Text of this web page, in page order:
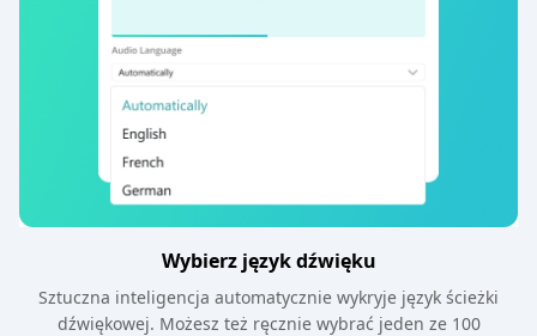
Wybierz język dźwięku
Sztuczna inteligencja automatycznie wykryje język ścieżki
dźwiękowej. Możesz też ręcznie wybrać jeden ze 100